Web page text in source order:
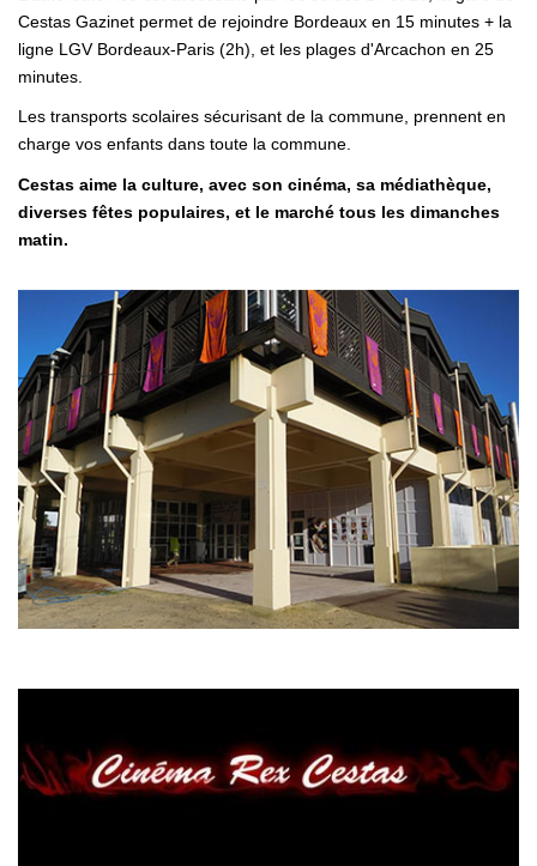
Cestas Gazinet permet de rejoindre Bordeaux en 15 minutes + la
ligne LGV Bordeaux-Paris (2h), et les plages d'Arcachon en 25
minutes.
Les transports scolaires sécurisant de la commune, prennent en
charge vos enfants dans toute la commune.
Cestas aime la culture, avec son cinéma, sa médiathèque,
diverses fêtes populaires, et le marché tous les dimanches
matin.